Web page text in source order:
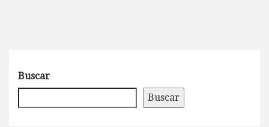
Buscar
Buscar